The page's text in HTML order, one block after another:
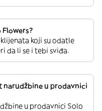
koji su odatle
da li se i tebi sviđa.
narudžbine u prodavnici
u prodavnici Solo